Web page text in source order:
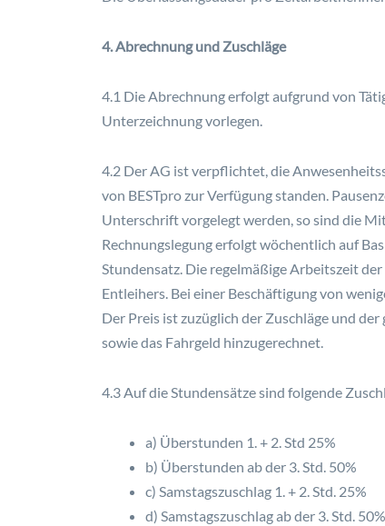
4. Abrechnung und Zuschläge
4.1 Die Abrechnung erfolgt aufgrund von
Unterzeichnung vorlegen.
4.2 Der AG ist verpflichtet, die
von BESTpro zur Verfügung standen.
Unterschrift vorgelegt werden, so sind die
Rechnungslegung erfolgt wöchentlich auf
Stundensatz. Die regelmäßige Arbeitszeit
Entleihers. Bei einer Beschäftigung von
Der Preis ist zuzüglich der Zuschläge und
sowie das Fahrgeld hinzugerechnet.
4.3 Auf die Stundensätze sind folgende
a) Überstunden 1. + 2. Std 25%
b) Überstunden ab der 3. Std. 50%
c) Samstagszuschlag 1. + 2. Std. 25%
d) Samstagszuschlag ab der 3. Std. 50%